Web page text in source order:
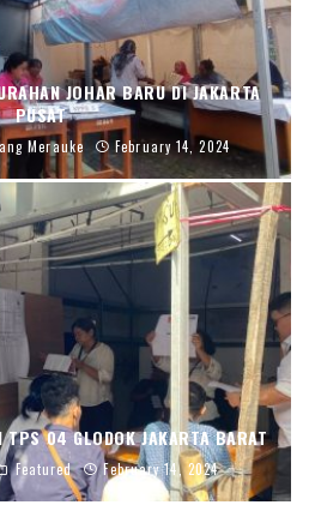
JOHAR BARU DI JAKARTA
PUSAT
Merauke February 14, 2024
TPS 04 GLODOK JAKARTA BARAT
Featured February 14, 2024